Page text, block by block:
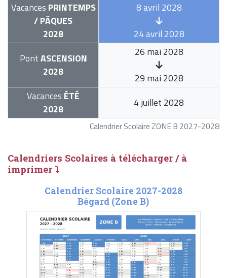
Calendrier Scolaire ZONE B 2027-2028
Vacances PRINTEMPS
/ PÂQUES
2028
8 avril 2028
24 avril 2028
PontASCENSION
2028
26 mai 2028
29 mai 2028
Vacances ÉTÉ
2028
4 juillet 2028
Calendriers Scolaires à télécharger / à
imprimer ⤵
Calendrier Scolaire 2027-2028
Bégard (Zone B)